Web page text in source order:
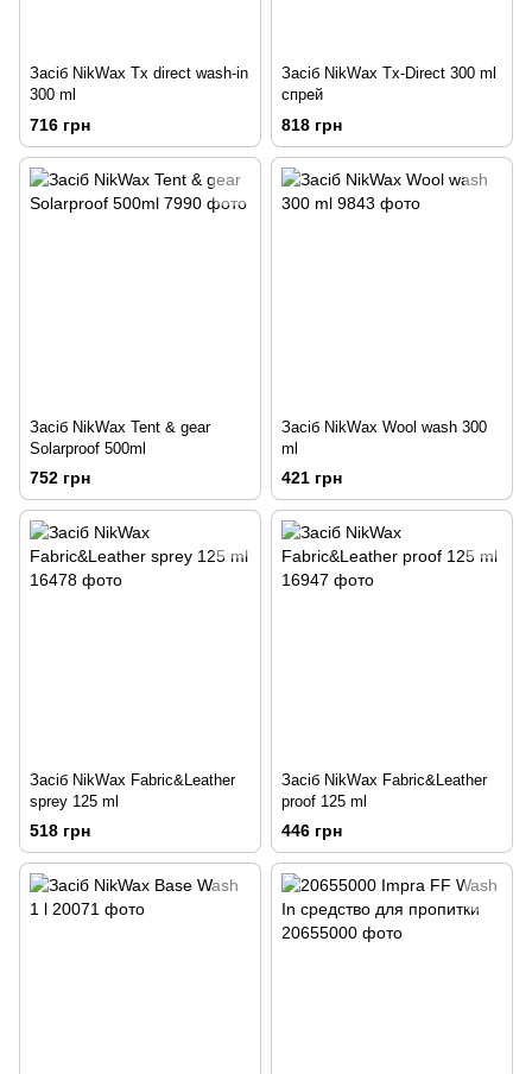
Засіб NikWax Tx direct wash-in
300 ml
716 грн
Засіб NikWax Tx-Direct 300 ml
спрей
818 грн
Засіб NikWax Tent & gear
Solarproof 500ml
752 грн
Засіб NikWax Wool wash 300
ml
421 грн
Засіб NikWax Fabric&Leather
sprey 125 ml
518 грн
Засіб NikWax Fabric&Leather
proof 125 ml
446 грн